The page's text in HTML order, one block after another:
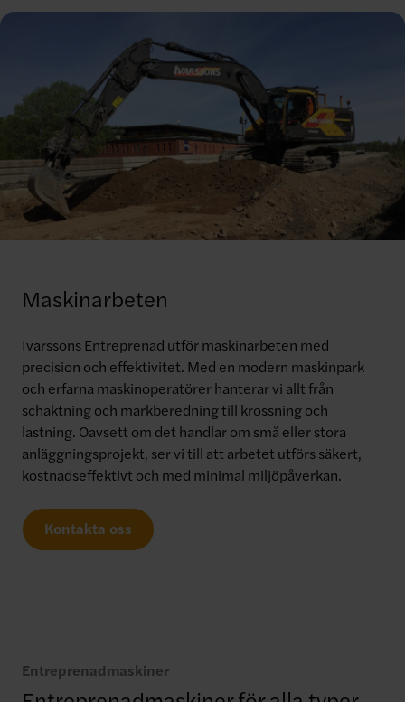
Maskinarbeten
Ivarssons Entreprenad utför maskinarbeten med
precision och effektivitet. Med en modern maskinpark
och erfarna maskinoperatörer hanterar vi allt från
schaktning och markberedning till krossning och
lastning. Oavsett om det handlar om små eller stora
anläggningsprojekt, ser vi till att arbetet utförs säkert,
kostnadseffektivt och med minimal miljöpåverkan.
Kontakta oss
Entreprenadmaskiner